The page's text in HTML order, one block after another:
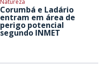
Natureza
Corumbá e Ladário
entram em área de
perigo potencial
segundo INMET